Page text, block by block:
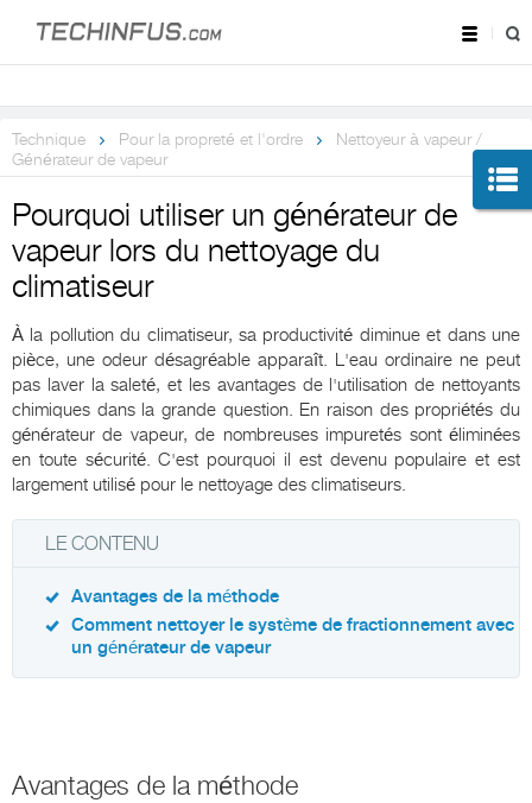
Technique Pour la propreté et l'ordre
Nettoyeur à vapeur /
Générateur de vapeur
Pourquoi utiliser un générateur de
vapeur lors du nettoyage du
climatiseur
À la pollution du climatiseur, sa productivité diminue et dans une
pièce, une odeur désagréable apparaît. L'eau ordinaire ne peut
pas laver la saleté, et les avantages de l'utilisation de nettoyants
chimiques dans la grande question. En raison des propriétés du
générateur de vapeur, de nombreuses impuretés sont éliminées
en toute sécurité. C'est pourquoi il est devenu populaire et est
largement utilisé pour le nettoyage des climatiseurs.
LE CONTENU
Avantages de la méthode
Comment nettoyer le système de fractionnement avec
un générateur de vapeur
Avantages de la méthode